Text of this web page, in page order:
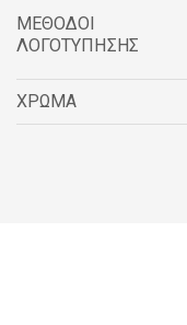
ΜΕΘΟΔΟΙ
ΛΟΓΟΤΥΠΗΣΗΣ
ΧΡΩΜΑ